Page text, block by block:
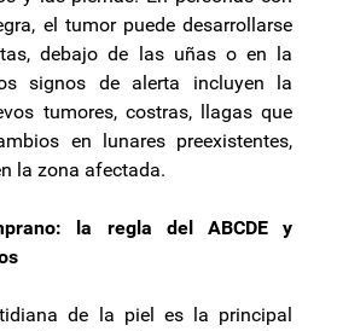
el tumor puede desarrollarse
debajo de las uñas o en la
signos de alerta incluyen la
tumores, costras, llagas que
en lunares preexistentes,
la zona afectada.
la regla del ABCDE y
de la piel es la principal